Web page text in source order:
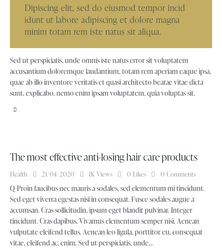
Dipiscing elit, sed do eiusmod tempor incid
idunt ut labore adipiscing et dolore magna
minim totam rem iste natus sit aliqua.
Sed ut perspiciatis, unde omnis iste natus error sit voluptatem
accusantium doloremque laudantium, totam rem aperiam eaque ipsa,
quae ab illo inventore veritatis et quasi architecto beatae vitae dicta
sunt, explicabo. nemo enim ipsam voluptatem, quia voluptas sit.
The most effective anti-losing hair care products
Health 21/04/2020 1K Views 0 Likes 0 Comments
Q Proin faucibus nec mauris a sodales, sed elementum mi tincidunt.
Sed eget viverra egestas nisi in consequat. Fusce sodales augue a
accumsan. Cras sollicitudin, ipsum eget blandit pulvinar. Integer
tincidunt. Cras dapibus. Vivamus elementum semper nisi. Aenean
vulputate eleifend tellus. Aenean leo ligula, porttitor eu, consequat
vitae, eleifend ac, enim. Sed ut perspiciatis, unde…